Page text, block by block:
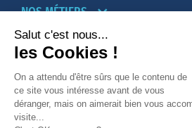
NOS MÉTIERS
PARTENAIRES
NOTRE RÉSEAU D’AGENCES
LOCATION